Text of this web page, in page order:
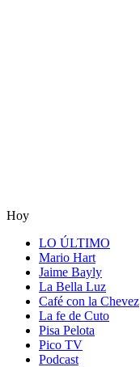
Hoy
LO ÚLTIMO
Mario Hart
Jaime Bayly
La Bella Luz
Café con la Chevez
La fe de Cuto
Pisa Pelota
Pico TV
Podcast